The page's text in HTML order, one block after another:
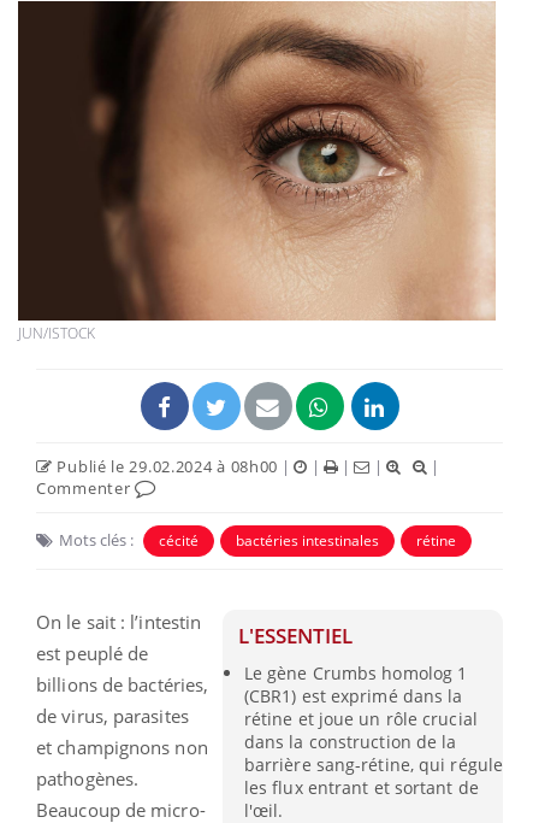
JUN/ISTOCK
Publié le 29.02.2024 à 08h00 | | | |
|
Commenter
Mots clés : cécité bactéries intestinales rétine
L'ESSENTIEL
Le gène Crumbs homolog 1
(CBR1) est exprimé dans la
rétine et joue un rôle crucial
dans la construction de la
barrière sang-rétine, qui régule
les flux entrant et sortant de
l'œil.
On le sait : l’intestin
est peuplé de
billions de bactéries,
de virus, parasites
et champignons non
pathogènes.
Beaucoup de micro-